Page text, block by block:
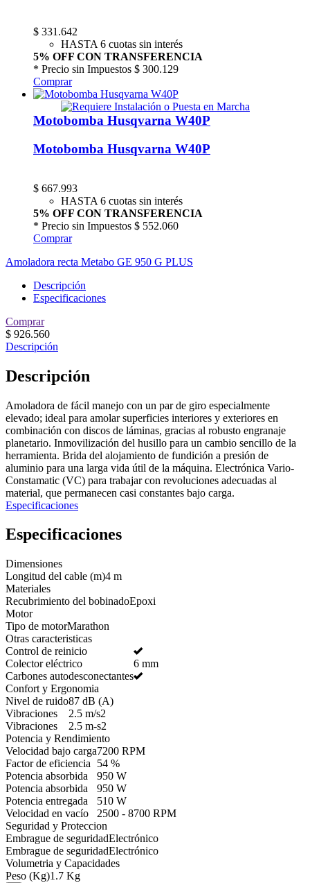
$ 331.642
HASTA 6 cuotas sin interés
5% OFF CON TRANSFERENCIA
* Precio sin Impuestos $ 300.129
Comprar
Motobomba Husqvarna W40P
Motobomba Husqvarna W40P
$ 667.993
HASTA 6 cuotas sin interés
5% OFF CON TRANSFERENCIA
* Precio sin Impuestos $ 552.060
Comprar
Amoladora recta Metabo GE 950 G PLUS
Descripción
Especificaciones
Comprar
$ 926.560
Descripción
Descripción
Amoladora de fácil manejo con un par de giro especialmente
elevado; ideal para amolar superficies interiores y exteriores en
combinación con discos de láminas, gracias al robusto engranaje
planetario. Inmovilización del husillo para un cambio sencillo de la
herramienta. Brida del alojamiento de fundición a presión de
aluminio para una larga vida útil de la máquina. Electrónica Vario-
Constamatic (VC) para trabajar con revoluciones adecuadas al
material, que permanecen casi constantes bajo carga.
Especificaciones
Especificaciones
Dimensiones
Longitud del cable (m)4 m
Materiales
Recubrimiento del bobinadoEpoxi
Motor
Tipo de motorMarathon
Otras caracteristicas
Control de reinicio
Colector eléctrico
6 mm
Carbones autodesconectantes
Confort y Ergonomia
Nivel de ruido87 dB (A)
Vibraciones
2.5 m/s2
Vibraciones
2.5 m-s2
Potencia y Rendimiento
Velocidad bajo carga7200 RPM
Factor de eficiencia
54 %
Potencia absorbida
950 W
Potencia absorbida
950 W
Potencia entregada
510 W
Velocidad en vacío
2500 - 8700 RPM
Seguridad y Proteccion
Embrague de seguridadElectrónico
Embrague de seguridadElectrónico
Volumetria y Capacidades
Peso (Kg)1.7 Kg